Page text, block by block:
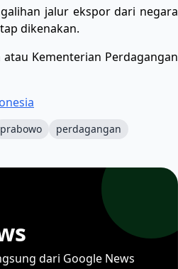
jalur ekspor dari negara
dikenakan.
Kementerian Perdagangan
prabowo perdagangan
dari Google News